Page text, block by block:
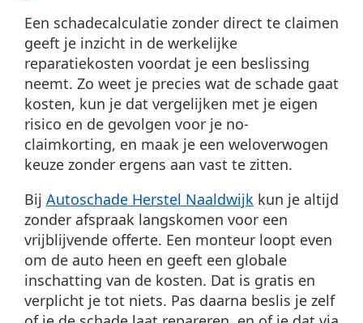
Een schadecalculatie zonder direct te claimen
geeft je inzicht in de werkelijke
reparatiekosten voordat je een beslissing
neemt. Zo weet je precies wat de schade gaat
kosten, kun je dat vergelijken met je eigen
risico en de gevolgen voor je no-
claimkorting, en maak je een weloverwogen
keuze zonder ergens aan vast te zitten.
Bij Autoschade Herstel Naaldwijk kun je altijd
zonder afspraak langskomen voor een
vrijblijvende offerte. Een monteur loopt even
om de auto heen en geeft een globale
inschatting van de kosten. Dat is gratis en
verplicht je tot niets. Pas daarna beslis je zelf